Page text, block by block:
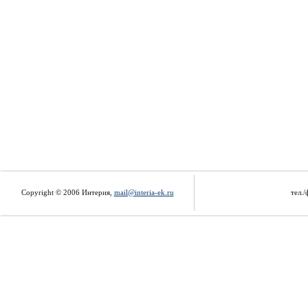
Copyright © 2006 Интерия, mail@interia-ek.ru